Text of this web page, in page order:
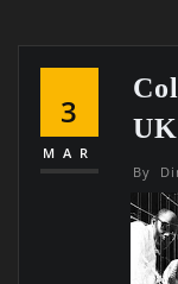
3
MAR
By